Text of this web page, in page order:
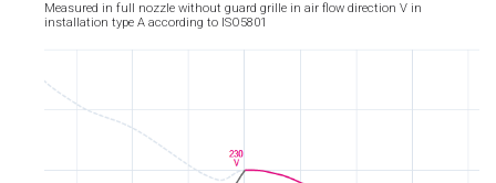
Measured in full nozzle without guard grille in air flow direction V in
installation type A according to ISO5801